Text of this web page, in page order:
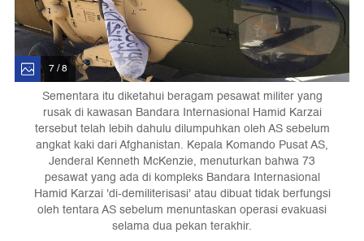
7 / 8
Sementara itu diketahui beragam pesawat militer yang
rusak di kawasan Bandara Internasional Hamid Karzai
tersebut telah lebih dahulu dilumpuhkan oleh AS sebelum
angkat kaki dari Afghanistan. Kepala Komando Pusat AS,
Jenderal Kenneth McKenzie, menuturkan bahwa 73
pesawat yang ada di kompleks Bandara Internasional
Hamid Karzai 'di-demiliterisasi' atau dibuat tidak berfungsi
oleh tentara AS sebelum menuntaskan operasi evakuasi
selama dua pekan terakhir.